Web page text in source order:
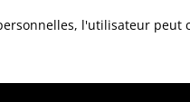
l'utilisateur peut